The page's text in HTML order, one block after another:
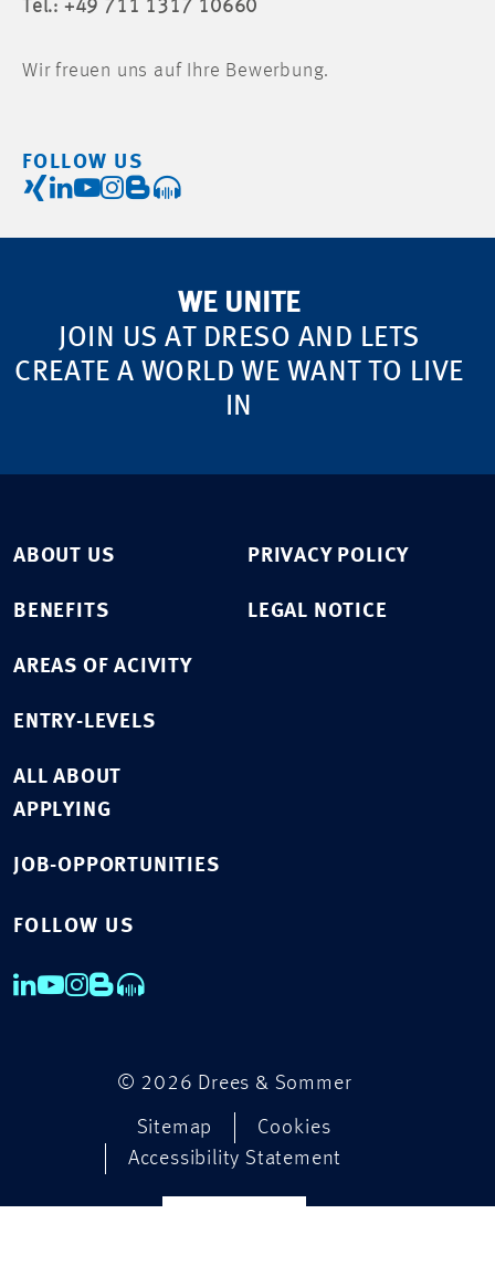
Tel.: +49 711 1317 10660
Wir freuen uns auf Ihre Bewerbung.
FOLLOW US
WE UNITE
JOIN US AT DRESO AND LETS
CREATE A WORLD WE WANT TO LIVE
IN
ABOUT US
BENEFITS
AREAS OF ACIVITY
ENTRY-LEVELS
ALL ABOUT
APPLYING
JOB-OPPORTUNITIES
PRIVACY POLICY
LEGAL NOTICE
FOLLOW US
© 2026 Drees & Sommer
Sitemap
Cookies
Accessibility Statement